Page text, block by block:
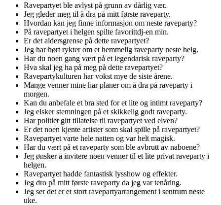
Ravepartyet ble avlyst på grunn av dårlig vær.
Jeg gleder meg til å dra på mitt første raveparty.
Hvordan kan jeg finne informasjon om neste raveparty?
På ravepartyet i helgen spilte favorittdj-en min.
Er det aldersgrense på dette ravepartyet?
Jeg har hørt rykter om et hemmelig raveparty neste helg.
Har du noen gang vært på et legendarisk raveparty?
Hva skal jeg ha på meg på dette ravepartyet?
Ravepartykulturen har vokst mye de siste årene.
Mange venner mine har planer om å dra på raveparty i
morgen.
Kan du anbefale et bra sted for et lite og intimt raveparty?
Jeg elsker stemningen på et skikkelig godt raveparty.
Har politiet gitt tillatelse til ravepartyet ved elven?
Er det noen kjente artister som skal spille på ravepartyet?
Ravepartyet varte hele natten og var helt magisk.
Har du vært på et raveparty som ble avbrutt av naboene?
Jeg ønsker å invitere noen venner til et lite privat raveparty i
helgen.
Ravepartyet hadde fantastisk lysshow og effekter.
Jeg dro på mitt første raveparty da jeg var tenåring.
Jeg ser det er et stort ravepartyarrangement i sentrum neste
uke.